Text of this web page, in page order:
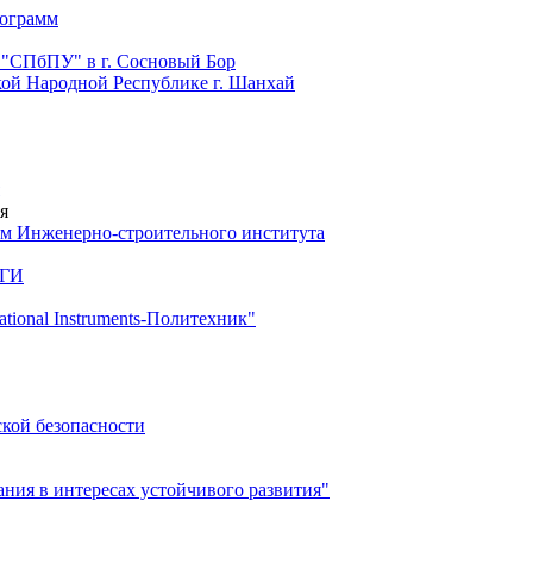
"СПбПУ" в г. Сосновый Бор
Народной Республике г. Шанхай
строительного института
Instruments-Политехник"
безопасности
в интересах устойчивого развития"